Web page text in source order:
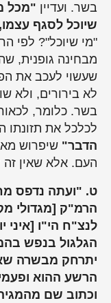
בשר. ועדיין"מכל
שיוכל לסגף עצמו,
"מי שיוכל"? לפי
מבחינה גופנית,
שעשוי לעכב את
לא בירורים, ולא
בשר. כלומר,
לכלכל את תזונתו
הדבר"שיפרוש
העם. אלא שאין זה
ט. "ועתה נדפס
הרמ"ק [מגדולי
לנצ"ח הי"ו [איני
הגלגול בנפש
יתרחק מבשרה
הרשע ההוא
וכתוב שם